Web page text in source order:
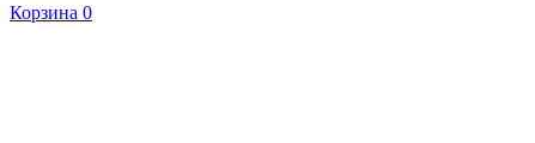
Корзина 0